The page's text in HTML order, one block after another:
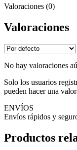
Valoraciones (0)
Valoraciones
No hay valoraciones
Solo los usuarios
pueden hacer una
ENVÍOS
Envíos rápidos y
Productos